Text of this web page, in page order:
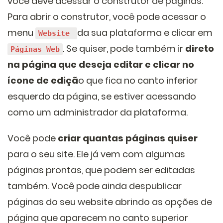
Para abrir o construtor, você pode acessar o
menu
Website da sua plataforma e clicar em
Páginas Web . Se quiser, pode também ir direto
na página que deseja editar e clicar no
ícone de edição que fica no canto inferior
esquerdo da página, se estiver acessando
como um administrador da plataforma.
Você pode criar quantas páginas quiser
para o seu site. Ele já vem com algumas
páginas prontas, que podem ser editadas
também. Você pode ainda despublicar
páginas do seu website abrindo as opções de
página que aparecem no canto superior